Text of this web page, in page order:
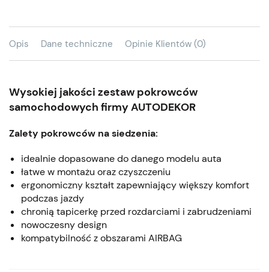
Opis Dane techniczne Opinie Klientów (0)
Wysokiej jakości zestaw pokrowców
samochodowych firmy AUTODEKOR
Zalety pokrowców na siedzenia:
idealnie dopasowane do danego modelu auta
łatwe w montażu oraz czyszczeniu
ergonomiczny kształt zapewniający większy komfort
podczas jazdy
chronią tapicerkę przed rozdarciami i zabrudzeniami
nowoczesny design
kompatybilność z obszarami AIRBAG